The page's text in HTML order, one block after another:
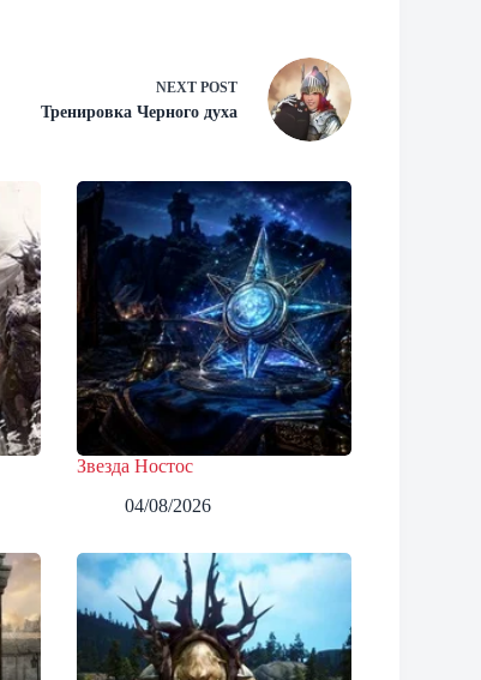
NEXT POST
Тренировка Черного духа
Звезда Ностос
04/08/2026